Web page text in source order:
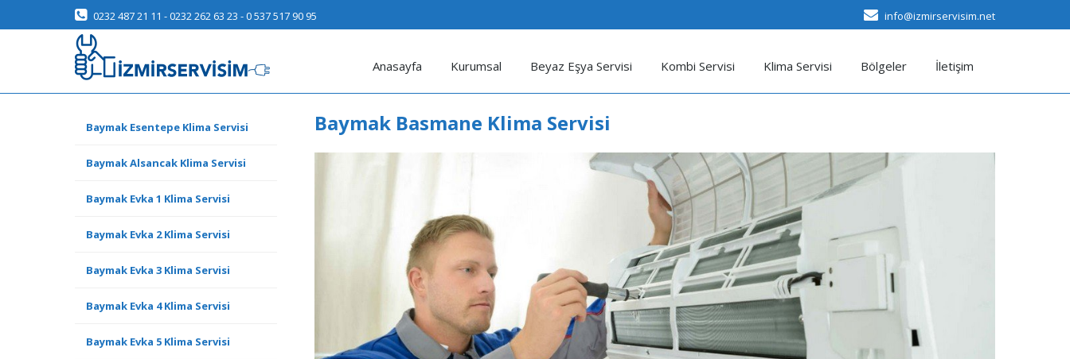
0232 487 21 11 - 0232 262 63 23 - 0 537 517 90 95 info@izmirservisim.net
Anasayfa Kurumsal Beyaz Eşya Servisi Kombi Servisi Klima Servisi Bölgeler İletişim
Baymak Basmane Klima Servisi
Baymak Esentepe Klima Servisi
Baymak Alsancak Klima Servisi
Baymak Evka 1 Klima Servisi
Baymak Evka 2 Klima Servisi
Baymak Evka 3 Klima Servisi
Baymak Evka 4 Klima Servisi
Baymak Evka 5 Klima Servisi